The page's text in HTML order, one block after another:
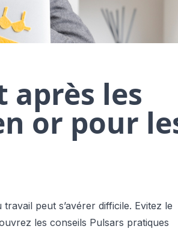
après les
or pour
peut s’avérer difficile. Evitez le
les conseils Pulsars pratiques